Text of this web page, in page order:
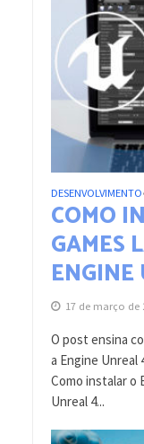
DESENVOLVIMENTO
COMO
GAMES
17 de março de
O post ensina
a Engine Unreal
Como instalar o
Unreal 4...